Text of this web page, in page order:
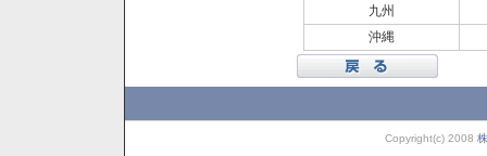
九州
沖縄
Copyright(c) 2008